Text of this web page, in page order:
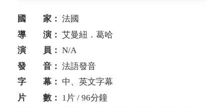
國 家： 法國
導 演： 艾曼紐．葛哈
演 員： N/A
發 音： 法語發音
字 幕： 中、英文字幕
片 數： 1片 / 96分鐘